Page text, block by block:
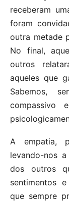
receberam
foram
outra metade
No final,
outros
aqueles que
Sabemos,
compassivo
A empatia,
levando-nos
dos outros
sentimentos
que sempre